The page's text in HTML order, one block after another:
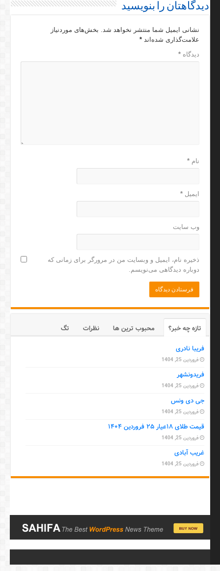
دیدگاهتان را بنویسید
نشانی ایمیل شما منتشر نخواهد شد.
بخش‌های موردنیاز
علامت‌گذاری شده‌اند*
دیدگاه*
نام*
ایمیل*
وب‌ سایت
ذخیره نام، ایمیل و وبسایت من در مرورگر برای زمانی که
دوباره دیدگاهی می‌نویسم.
تازه چه خبر؟ محبوب ترین ها نظرات
تگ
فریبا نادری
فروردین 25, 1404
فریدونشهر
فروردین 25, 1404
جی دی ونس
فروردین 25, 1404
قیمت طلای ۱۸عیار ۲۵ فروردین ۱۴۰۴
فروردین 25, 1404
غریب آبادی
فروردین 25, 1404